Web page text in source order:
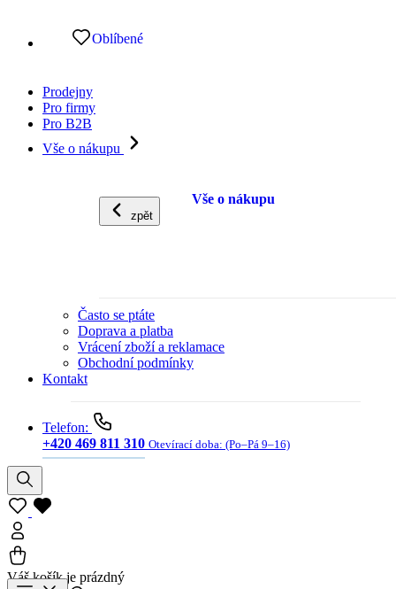
Oblíbené
Prodejny
Pro firmy
Pro B2B
Vše o nákupu
zpět
Vše o nákupu
Často se ptáte
Doprava a platba
Vrácení zboží a reklamace
Obchodní podmínky
Kontakt
Telefon:
+420 469 811 310 Otevírací doba: (Po–Pá 9–16)
Váš košík je prázdný